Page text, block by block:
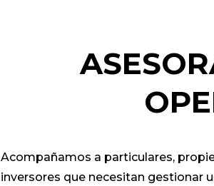
Acompañamos a particulares,
inversores que necesitan gestionar